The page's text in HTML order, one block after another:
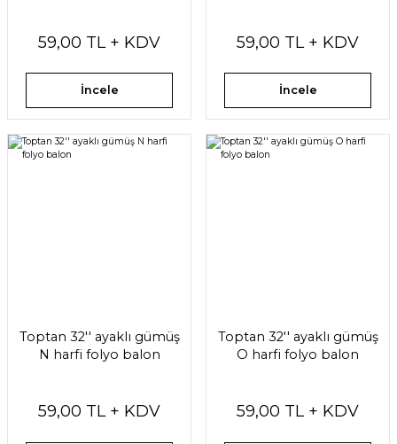
59,00 TL + KDV
İncele
59,00 TL + KDV
İncele
Toptan 32'' ayaklı gümüş
N harfi folyo balon
59,00 TL + KDV
Toptan 32'' ayaklı gümüş
O harfi folyo balon
59,00 TL + KDV